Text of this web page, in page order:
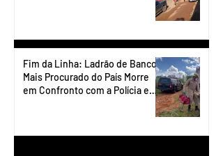
Fim da Linha: Ladrão de Banco
Mais Procurado do País Morre
em Confronto com a Polícia em